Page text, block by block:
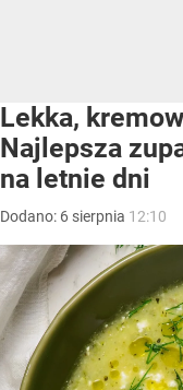
Lekka,
Najlepsza
na letnie dni
Dodano: 6 sierpnia 12:10